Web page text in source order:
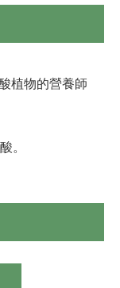
植物的營養師
。